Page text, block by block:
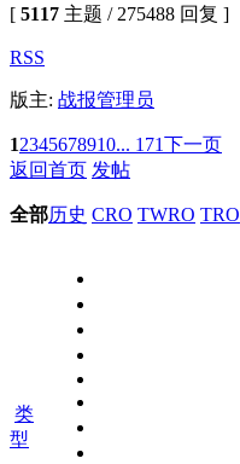
[ 5117 主题 / 275488 回复 ]
RSS
版主: 战报管理员
12345678910... 171下一页
返回首页 发帖
全部历史 CRO TWRO TRO
类
型